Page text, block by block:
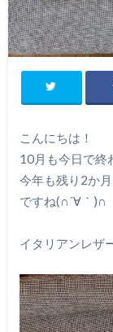
こんにちは！
10月も今日で終
今年も残り2か
ですね(∩´∀｀)∩
イタリアンレザ